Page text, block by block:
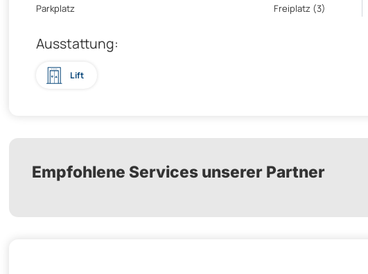
Parkplatz
Freiplatz (3)
Ausstattung:
Lift
Empfohlene Services unserer Partner